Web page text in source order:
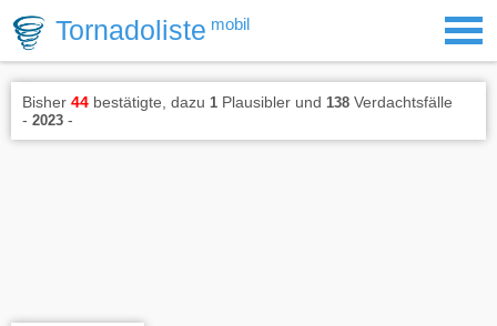
Tornadoliste mobil
Bisher 44 bestätigte, dazu 1 Plausibler und 138 Verdachtsfälle
- 2023 -